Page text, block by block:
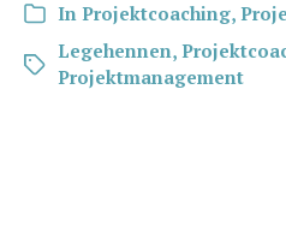
In Projektcoaching,
Legehennen,
Projektmanagement